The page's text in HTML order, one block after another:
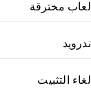
ألعاب مخترقة
أندرويد
إلغاء التثبيت